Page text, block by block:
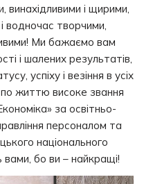
винахідливими і щирими,
водночас творчими,
Ми бажаємо вам
і шалених результатів,
успіху і везіння в усіх
життю високе звання
за освітньо-
персоналом та
національного
бо ви – найкращі!